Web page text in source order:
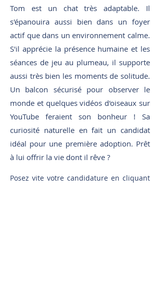
Tom est un chat très adaptable. Il
s'épanouira aussi bien dans un foyer
actif que dans un environnement calme.
S'il apprécie la présence humaine et les
séances de jeu au plumeau, il supporte
aussi très bien les moments de solitude.
Un balcon sécurisé pour observer le
monde et quelques vidéos d'oiseaux sur
YouTube feraient son bonheur ! Sa
curiosité naturelle en fait un candidat
idéal pour une première adoption. Prêt
à lui offrir la vie dont il rêve ?
Posez vite votre candidature en cliquant